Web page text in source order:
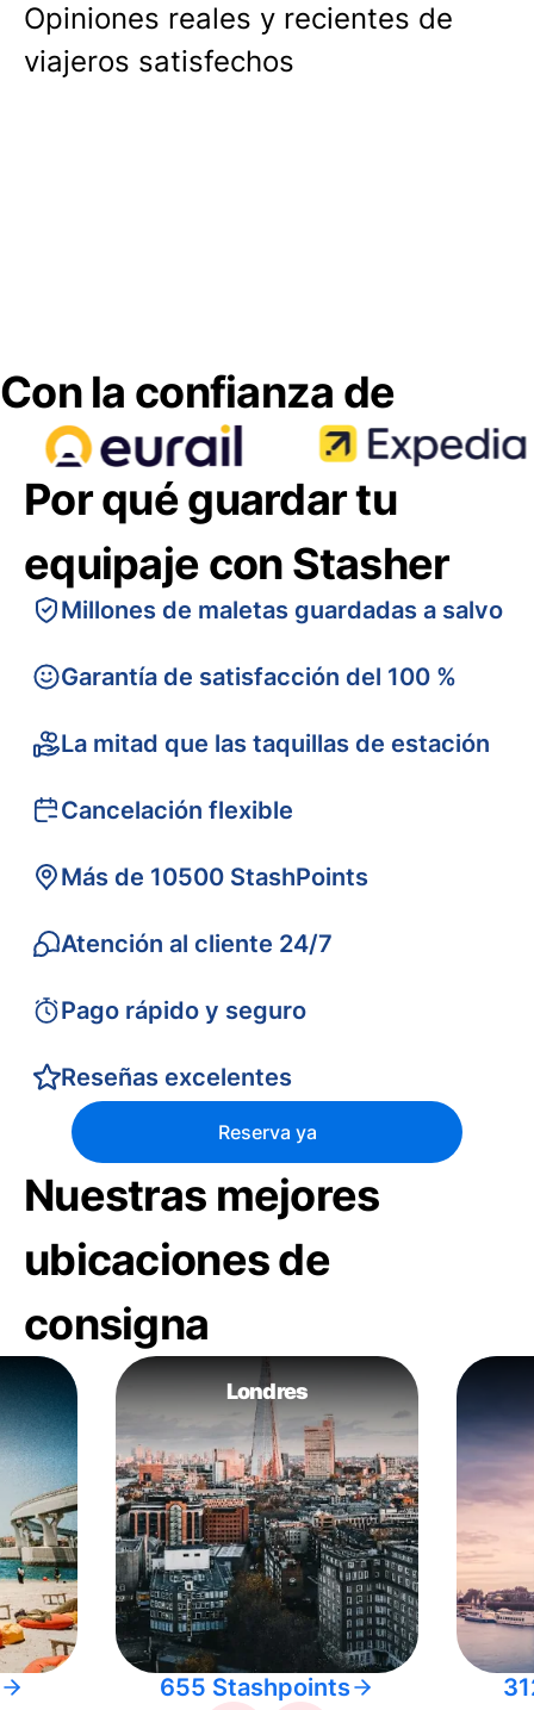
Opiniones reales y recientes de
viajeros satisfechos
Con la confianza de
Por qué guardar tu
equipaje con Stasher
Millones de maletas guardadas a salvo
Garantía de satisfacción del 100 %
La mitad que las taquillas de estación
Cancelación flexible
Más de 10500 StashPoints
Atención al cliente 24/7
Pago rápido y seguro
Reseñas excelentes
Reserva ya
Nuestras mejores
ubicaciones de
consigna
Londres
655 Stashpoints